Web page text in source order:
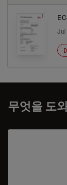
Jul
무엇을 도